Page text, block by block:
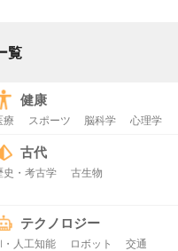
覧
健康
療 スポーツ 脳科学 心理学
古代
史・考古学 古生物
テクノロジー
・人工知能 ロボット
交通